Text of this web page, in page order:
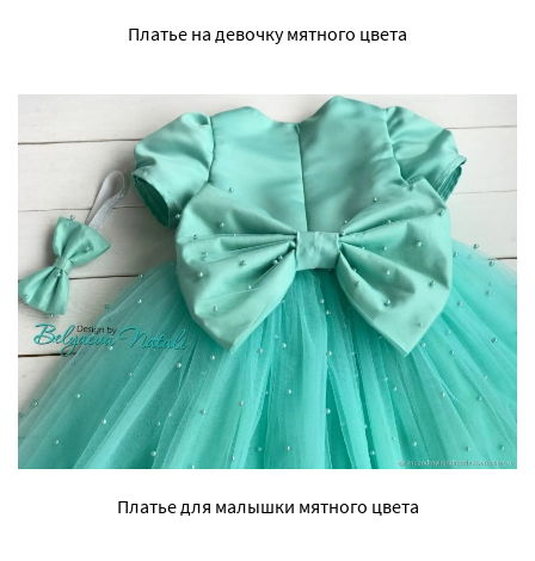
Платье на девочку мятного цвета
Платье для малышки мятного цвета